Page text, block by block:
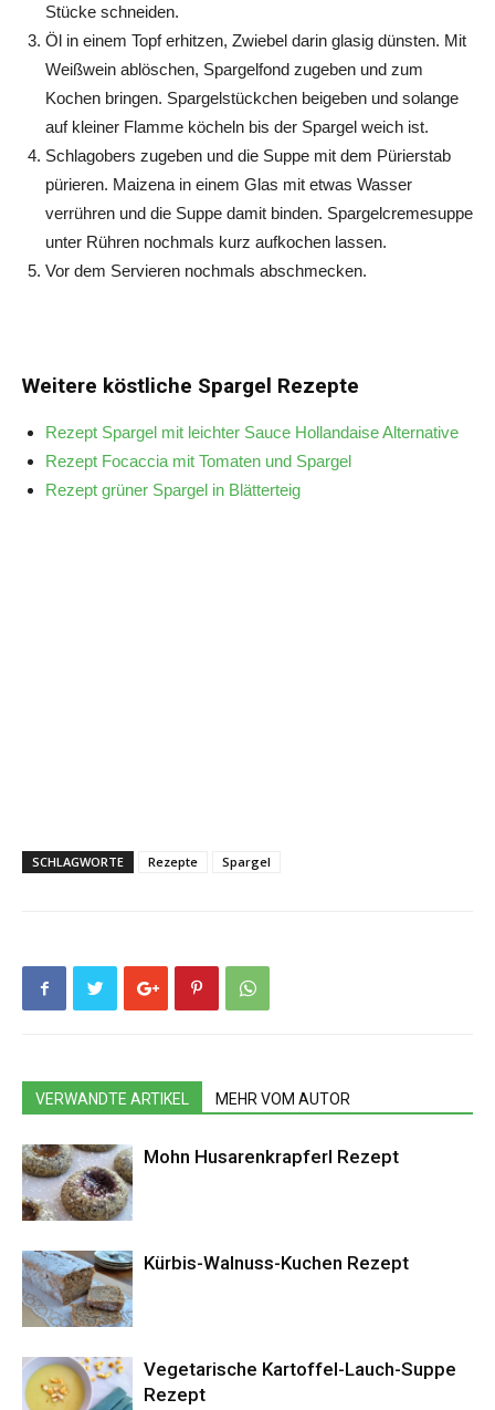
Stücke schneiden.
Öl in einem Topf erhitzen, Zwiebel darin glasig dünsten. Mit
Weißwein ablöschen, Spargelfond zugeben und zum
Kochen bringen. Spargelstückchen beigeben und solange
auf kleiner Flamme köcheln bis der Spargel weich ist.
Schlagobers zugeben und die Suppe mit dem Pürierstab
pürieren. Maizena in einem Glas mit etwas Wasser
verrühren und die Suppe damit binden. Spargelcremesuppe
unter Rühren nochmals kurz aufkochen lassen.
Vor dem Servieren nochmals abschmecken.
Weitere köstliche Spargel Rezepte
Rezept Spargel mit leichter Sauce Hollandaise Alternative
Rezept Focaccia mit Tomaten und Spargel
Rezept grüner Spargel in Blätterteig
SCHLAGWORTE Rezepte Spargel
VERWANDTE ARTIKEL MEHR VOM AUTOR
Mohn Husarenkrapferl Rezept
Kürbis-Walnuss-Kuchen Rezept
Vegetarische Kartoffel-Lauch-Suppe
Rezept